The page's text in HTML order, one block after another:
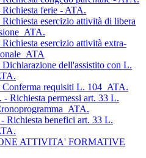
Richiesta ferie - ATA.
esercizio attività di libera
esercizio attività extra-
Dichiarazione dell'assistito con L.
Conferma requisiti L. 104_ATA.
- Richiesta permessi art. 33 L.
Richiesta benefici art. 33 L.
ATTIVITA' FORMATIVE